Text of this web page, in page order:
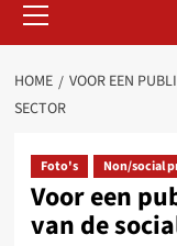
Menu
HOME
VOOR EEN
SECTOR
Foto's Non/social
Voor een
van de